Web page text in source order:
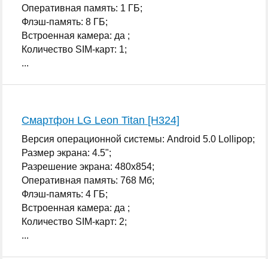
Оперативная память: 1 ГБ;
Флэш-память: 8 ГБ;
Встроенная камера: да ;
Количество SIM-карт: 1;
...
Смартфон LG Leon Titan [H324]
Версия операционной системы: Android 5.0 Lollipop;
Размер экрана: 4.5";
Разрешение экрана: 480x854;
Оперативная память: 768 Мб;
Флэш-память: 4 ГБ;
Встроенная камера: да ;
Количество SIM-карт: 2;
...